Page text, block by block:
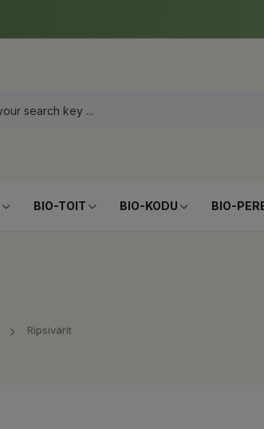
BIO-TOIT BIO-KODU BIO-
Ripsivärit